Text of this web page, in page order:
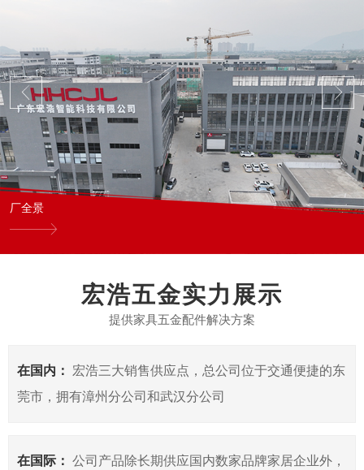
厂全景
宏浩五金实力展示
提供家具五金配件解决方案
在国内：
宏浩三大销售供应点，总公司位于交通便捷的东
莞市，拥有漳州分公司和武汉分公司
在国际： 公司产品除长期供应国内数家品牌家居企业外，